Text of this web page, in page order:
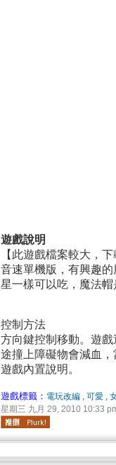
遊戲說明
【此遊戲檔案較大，
音速單機版，有興趣
星一樣可以吃，魔法
控制方法
方向鍵控制移動。遊
途撞上障礙物會減血
遊戲內置說明。
遊戲標籤： 電玩改編 , 可愛 ,
星期三 九月 29, 2010 10:33